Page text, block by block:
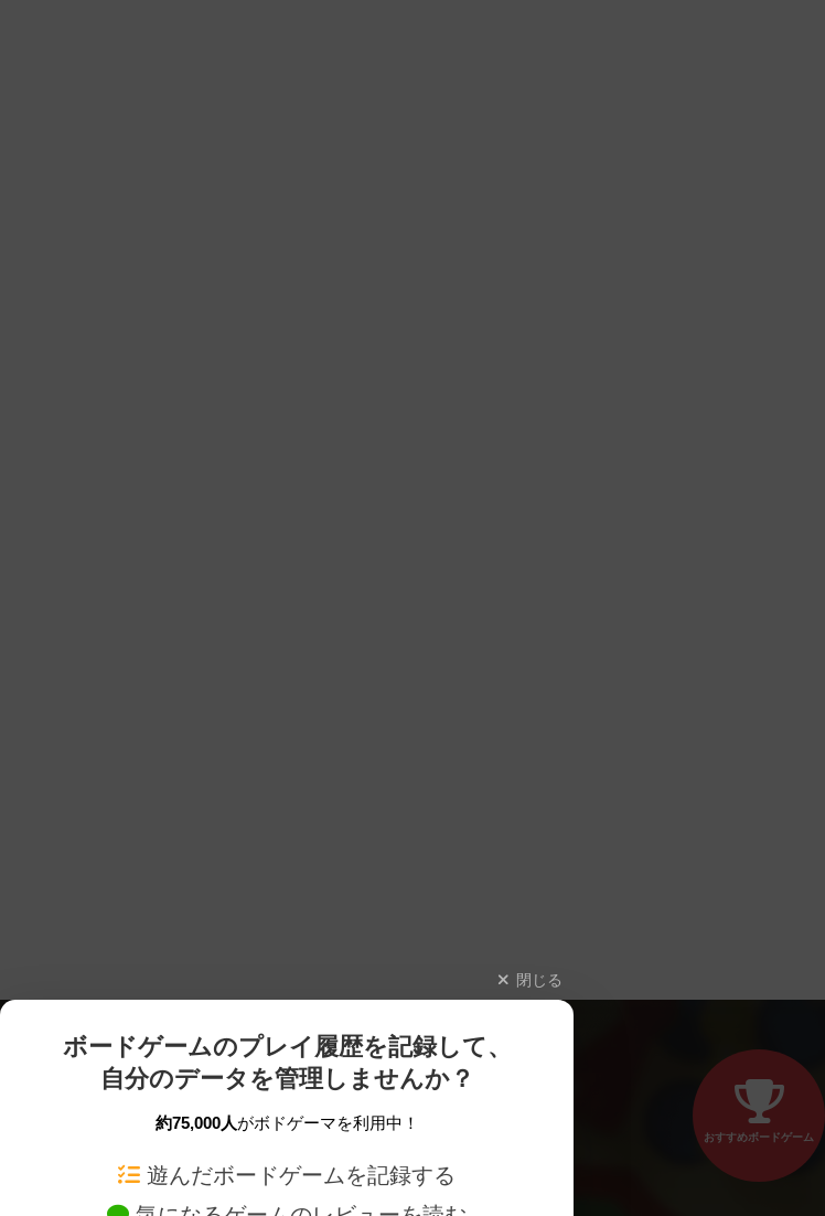
閉じる
ボードゲームのプレイ履歴を記録して、
自分のデータを管理しませんか？
約75,000人がボドゲーマを利用中！
遊んだボードゲームを記録する
おすすめボードゲーム